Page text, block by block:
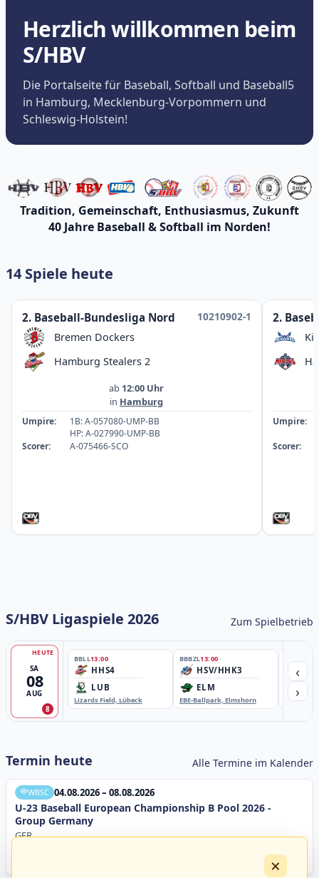
Herzlich willkommen beim
S/HBV
Die Portalseite für Baseball, Softball und Baseball5
in Hamburg, Mecklenburg-Vorpommern und
Schleswig-Holstein!
Tradition, Gemeinschaft, Enthusiasmus, Zukunft
40 Jahre Baseball & Softball im Norden!
14 Spiele heute
2. Baseball-Bundesliga Nord
10210902-1
Bremen Dockers
Hamburg Stealers 2
ab 12:00 Uhr
in Hamburg
Umpire:
1B: A-057080-UMP-BB
HP: A-027990-UMP-BB
Scorer:
A-075466-SCO
2.
Umpire:
Scorer:
S/HBV Ligaspiele 2026 Zum Spielbetrieb
SA
08
AUG
HEUTE
8
BBLL13:00
HHS4
LUB
Lizards Field, Lübeck
BBBZL13:00
HSV/HHK3
ELM
EBE-Ballpark, Elmshorn
‹
›
Termin heute Alle Termine im Kalender
WBSC 04.08.2026 – 08.08.2026
U-23 Baseball European Championship B Pool 2026 -
Group Germany
GER
×